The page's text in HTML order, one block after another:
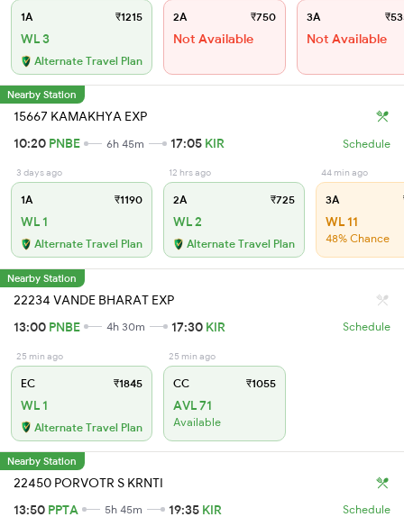
1A ₹1215
WL 3
Alternate Travel Plan
2A ₹750
Not Available
3A
Not Available
Nearby Station
15667 KAMAKHYA EXP
10:20 PNBE 6h 45m 17:05 KIR Schedule
3 days ago
1A ₹1190
WL 1
Alternate Travel Plan
12 hrs ago
2A ₹725
WL 2
Alternate Travel Plan
44 min ago
3A
WL 11
48% Chance
Nearby Station
22234 VANDE BHARAT EXP
13:00 PNBE 4h 30m 17:30 KIR Schedule
25 min ago
EC ₹1845
WL 1
Alternate Travel Plan
25 min ago
CC ₹1055
AVL 71
Available
Nearby Station
22450 PORVOTR S KRNTI
13:50 PPTA 5h 45m 19:35 KIR Schedule